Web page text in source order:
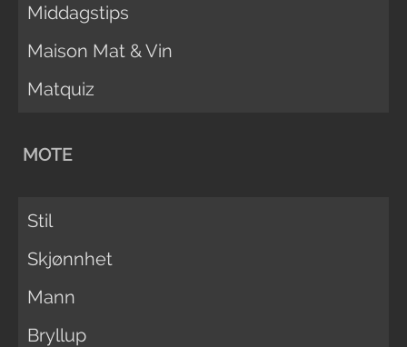
Middagstips
Maison Mat & Vin
Matquiz
MOTE
Stil
Skjønnhet
Mann
Bryllup